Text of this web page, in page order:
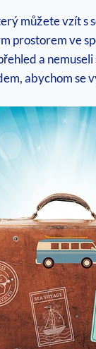
můžete vzít s
prostorem ve
a
abychom se